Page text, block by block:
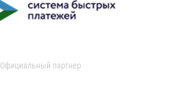
Официальный партнер